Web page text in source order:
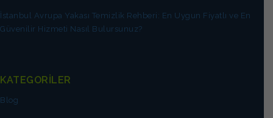
İstanbul Avrupa Yakası Temizlik Rehberi: En Uygun Fiyatlı ve En
Güvenilir Hizmeti Nasıl Bulursunuz?
KATEGORİLER
Blog